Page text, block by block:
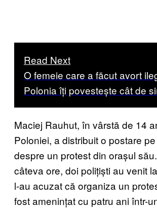
Read Next
O femeie care a făcut avort
Polonia îți povestește cât de
Maciej Rauhut, în vârstă de 14
Poloniei, a distribuit o postare
despre un protest din orașul
câteva ore, doi polițiști au venit
l-au acuzat că organiza un
fost amenințat cu patru ani într-